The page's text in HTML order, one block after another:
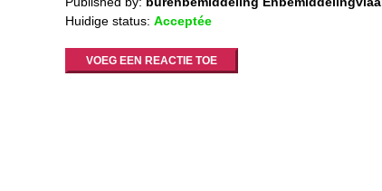
Huidige status: Acceptée
VOEG EEN REACTIE TOE